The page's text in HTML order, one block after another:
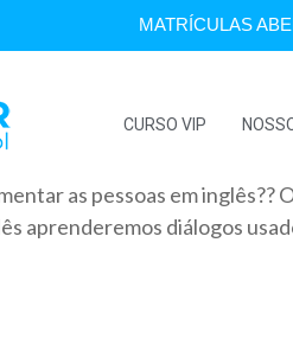
MATRÍCULAS
CURSO VIP
as pessoas em inglês??
aprenderemos diálogos